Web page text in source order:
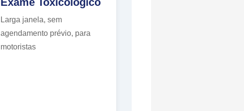
Larga janela, sem
agendamento prévio, para
motoristas